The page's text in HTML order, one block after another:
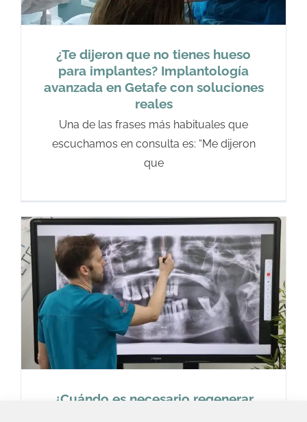
¿Te dijeron que no tienes hueso
para implantes? Implantología
avanzada en Getafe con soluciones
reales
Una de las frases más habituales que
escuchamos en consulta es: “Me dijeron
que
¿Cuándo es necesario regenerar